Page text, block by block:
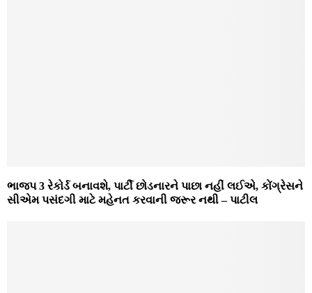
ભાજપ 3 રેકોર્ડ બનાવશે, પાર્ટી છોડનારને પાછા નહીં લઈએ, કોંગ્રેસને
સીએમ પસંદગી માટે મહેનત કરવાની જરૂર નથી – પાટીલ